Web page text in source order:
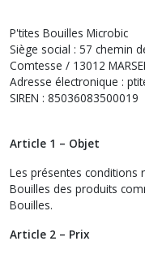
P'tites Bouilles Microbic
Siège social : 57 chemin
Comtesse / 13012
Adresse électronique :
SIREN : 85036083500019
Article 1 – Objet
Les présentes conditions
Bouilles des produits
Bouilles.
Article 2 – Prix